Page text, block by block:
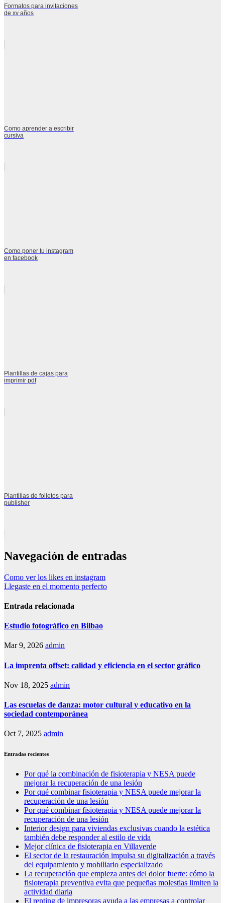
Formatos para invitaciones
de xv años
Como aprender a escribir
cursiva
Como poner tu instagram
en facebook
Plantillas de cajas para
imprimir pdf
Plantillas de folletos para
publisher
Navegación de entradas
Como ver los likes en instagram
Llegaste en el momento perfecto
Entrada relacionada
Estudio fotográfico en Bilbao
Mar 9, 2026 admin
La imprenta offset: calidad y eficiencia en el sector gráfico
Nov 18, 2025 admin
Las escuelas de danza: motor cultural y educativo en la
sociedad contemporánea
Oct 7, 2025 admin
Entradas recientes
Por qué la combinación de fisioterapia y NESA puede
mejorar la recuperación de una lesión
Por qué combinar fisioterapia y NESA puede mejorar la
recuperación de una lesión
Por qué combinar fisioterapia y NESA puede mejorar la
recuperación de una lesión
Interior design para viviendas exclusivas cuando la estética
también debe responder al estilo de vida
Mejor clínica de fisioterapia en Villaverde
El sector de la restauración impulsa su digitalización a través
del equipamiento y mobiliario especializado
La recuperación que empieza antes del dolor fuerte: cómo la
fisioterapia preventiva evita que pequeñas molestias limiten la
actividad diaria
El renting de impresoras ayuda a las empresas a controlar